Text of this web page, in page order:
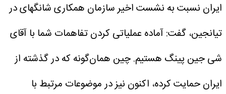
ایران نسبت به نشست اخیر سازمان همکاری شانگهای در
تیانجین، گفت: آماده عملیاتی کردن تفاهمات شما با آقای
شی جین پینگ هستیم. چین همان‌گونه که در گذشته از
ایران حمایت کرده، اکنون نیز در موضوعات مرتبط با